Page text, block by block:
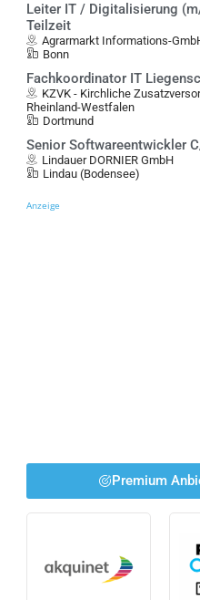
Leiter IT / Digitalisierung
Teilzeit
Agrarmarkt Informations-
Bonn
Fachkoordinator IT
KZVK - Kirchliche
Rheinland-Westfalen
Dortmund
Senior Softwareentwickler
Lindauer DORNIER GmbH
Lindau (Bodensee)
Anzeige
Premium